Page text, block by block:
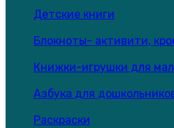
Детские книги
Блокноты- активити,
Книжки-игрушки для
Азбука для
Раскраски